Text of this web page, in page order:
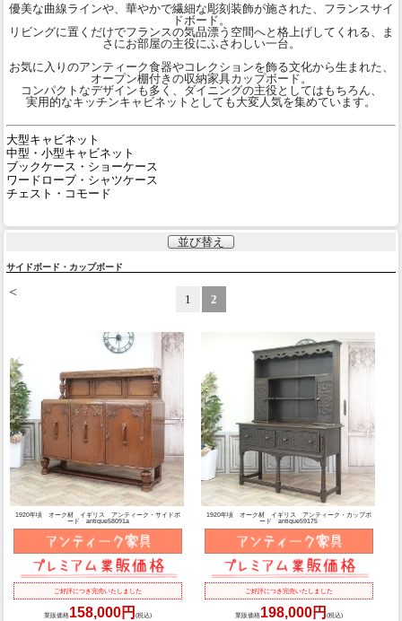
優美な曲線ラインや、華やかで繊細な彫刻装飾が施された、フランスサイ
ドボード。
リビングに置くだけでフランスの気品漂う空間へと格上げしてくれる、ま
さにお部屋の主役にふさわしい一台。
お気に入りのアンティーク食器やコレクションを飾る文化から生まれた、
オープン棚付きの収納家具カップボード。
コンパクトなデザインも多く、ダイニングの主役としてはもちろん、
実用的なキッチンキャビネットとしても大変人気を集めています。
大型キャビネット
中型・小型キャビネット
ブックケース・ショーケース
ワードローブ・シャツケース
チェスト・コモード
並び替え
サイドボード・カップボード
< 1 2
1920年頃 オーク材 イギリス アンティーク・サイドボ
ード antique58091a
ご好評につき完売いたしました
業販価格158,000円(税込)
1920年頃 オーク材 イギリス アンティーク・カップボ
ード antique59175
ご好評につき完売いたしました
業販価格198,000円 (税込)